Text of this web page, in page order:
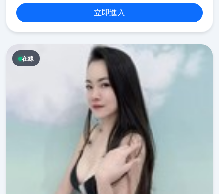
立即進入
在線